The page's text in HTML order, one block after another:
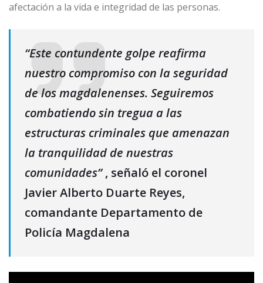
afectación a la vida e integridad de las personas.
“Este contundente golpe reafirma
nuestro compromiso con la seguridad
de los magdalenenses. Seguiremos
combatiendo sin tregua a las
estructuras criminales que amenazan
la tranquilidad de nuestras
comunidades”, señaló el coronel
Javier Alberto Duarte Reyes,
comandante Departamento de
Policía Magdalena